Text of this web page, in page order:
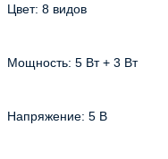
Цвет: 8 видов
Мощность: 5 Вт + 3 Вт
Напряжение: 5 В